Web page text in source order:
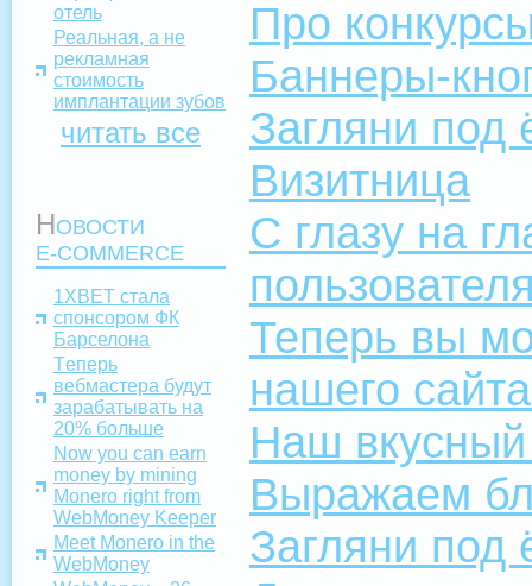
отель
Реальная, а не
рекламная
стоимость
имплантации зубов
читать все
НОВОСТИ
E-COMMERCE
1XBET стала
спонсором ФК
Барселона
Tеперь
вебмастера будут
зарабатывать на
20% больше
Now you can earn
money by mining
Monero right from
WebMoney Keeper
Meet Monero in the
WebMoney
Про
Баннеры-
Загляни под
Визитница
С глазу на
Теперь вы
нашего
Наш
Выражаем
Загляни под